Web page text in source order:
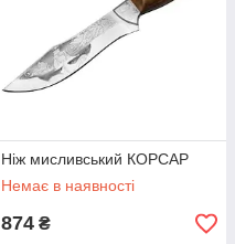
Ніж мисливський КОРСАР
Немає в наявності
874 ₴